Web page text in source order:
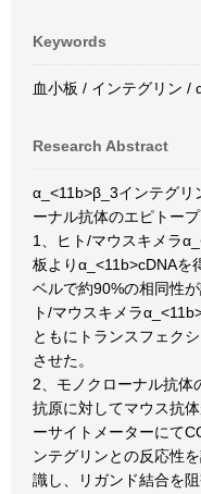
Keywords
血小板 / インテグリン /
Research Abstract
α_<11b>β_3インテグリ
ーナル抗体のエピトー
1、ヒト/マウスキメラ
板よりα_<11b>cDNAを
ベルで約90%の相同性
ト/マウスキメラ
ともにトランスフェク
させた。
2、モノクローナル抗体
抗原に対してマウス抗
ーサイトメーターにて
ンテグリンとの反応性
識し、リガンド結合を